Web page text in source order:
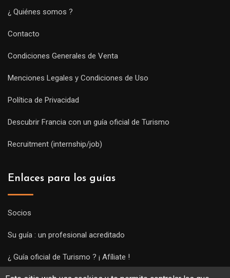
¿ Quiénes somos ?
Contacto
Condiciones Generales de Venta
Menciones Legales y Condiciones de Uso
Política de Privacidad
Descubrir Francia con un guía oficial de Turismo
Recruitment (internship/job)
Enlaces para los guías
Socios
Su guía : un profesional acreditado
¿ Guía oficial de Turismo ? ¡ Afíliate !